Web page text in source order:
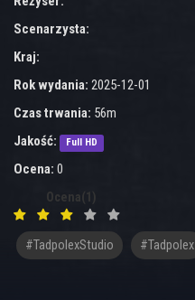
Scenarzysta:
Kraj:
Rok wydania: 2025-12-01
Czas trwania: 56m
Jakość:
Full HD
Ocena: 0
Ocena(1)
#TadpolexStudio #Tadpolex